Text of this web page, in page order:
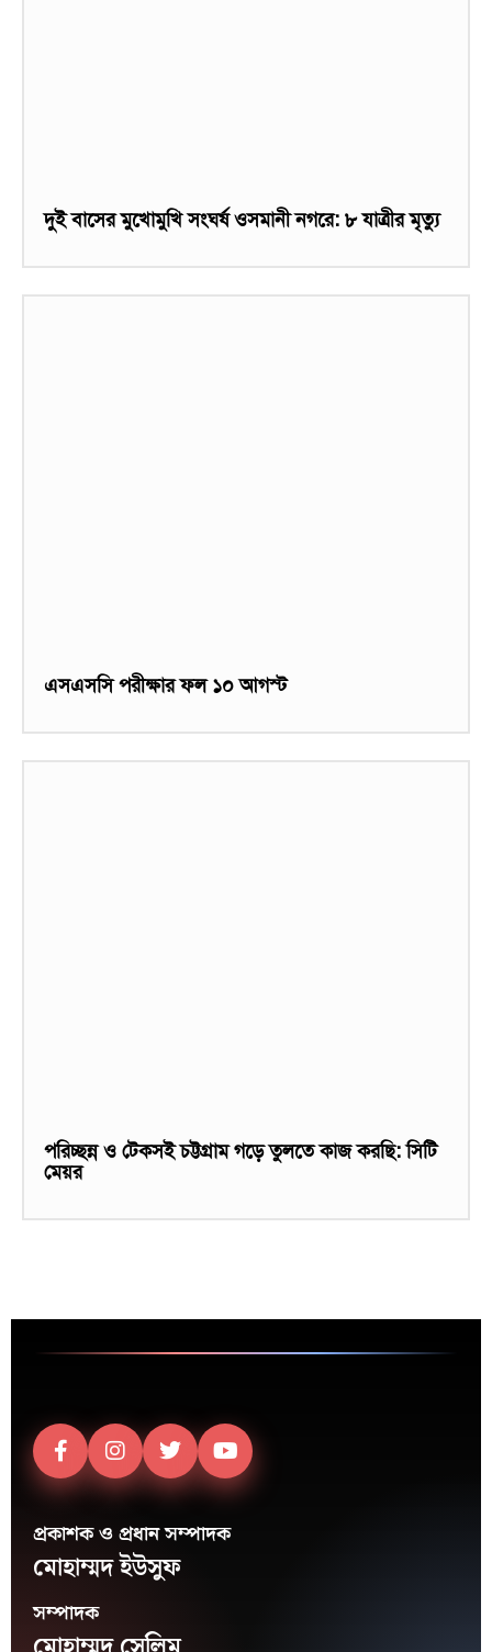
দুই বাসের মুখোমুখি সংঘর্ষ ওসমানী নগরে: ৮ যাত্রীর মৃত্যু
এসএসসি পরীক্ষার ফল ১০ আগস্ট
পরিচ্ছন্ন ও টেকসই চট্টগ্রাম গড়ে তুলতে কাজ করছি: সিটি
মেয়র
প্রকাশক ও প্রধান সম্পাদক
মোহাম্মদ ইউসুফ
সম্পাদক